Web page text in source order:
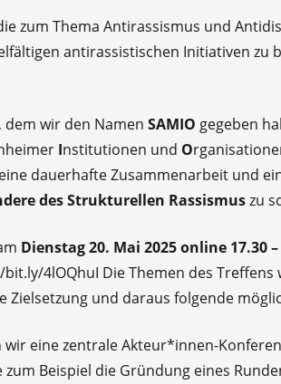
zum Thema Antirassismus und
antirassistischen Initiativen zu
wir den Namen SAMIO gegeben
Institutionen und O
dauerhafte Zusammenarbeit und
des Strukturellen Rassismuszu
Dienstag 20. Mai 2025 online 17.30 –
4lOQhuI Die Themen des
Zielsetzung und daraus folgende
wir eine zentrale Akteur*innen-
Beispiel die Gründung eines